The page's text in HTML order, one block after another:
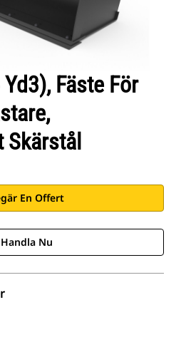
Fäste För
Skärstål
En Offert
Handla Nu